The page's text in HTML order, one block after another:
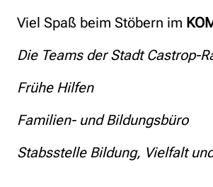
Viel Spaß beim Stöbern im
Die Teams der Stadt Castrop-
Frühe Hilfen
Familien- und Bildungsbüro
Stabsstelle Bildung, Vielfalt